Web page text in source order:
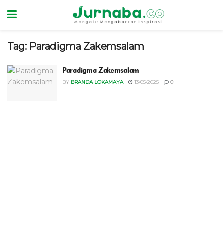
Tag: Paradigma Zakemsalam
Paradigma Zakemsalam
BY BRANDA LOKAMAYA 13/05/2025 0